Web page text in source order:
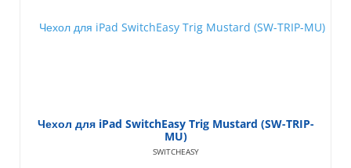
Чехол для iPad SwitchEasy Trig Mustard (SW-TRIP-
MU)
SWITCHEASY